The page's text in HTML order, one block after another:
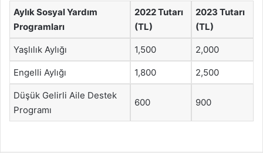
Aylık Sosyal Yardım
Programları
2022 Tutarı
(TL)
2023 Tutarı
(TL)
Yaşlılık Aylığı 1,500 2,000
Engelli Aylığı 1,800 2,500
Düşük Gelirli Aile Destek
Programı
600 900